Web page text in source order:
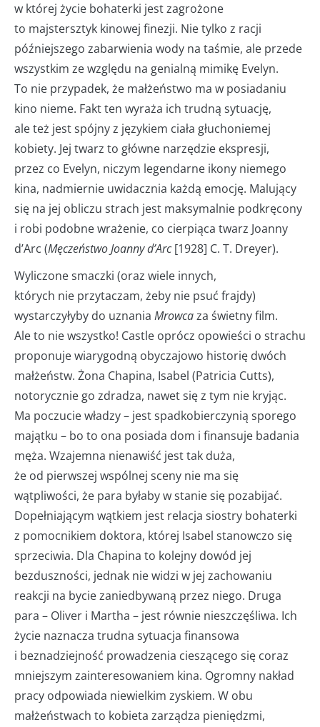
w której życie bohaterki jest zagrożone
to majstersztyk kinowej finezji. Nie tylko z racji
późniejszego zabarwienia wody na taśmie, ale przede
wszystkim ze względu na genialną mimikę Evelyn.
To nie przypadek, że małżeństwo ma w posiadaniu
kino nieme. Fakt ten wyraża ich trudną sytuację,
ale też jest spójny z językiem ciała głuchoniemej
kobiety. Jej twarz to główne narzędzie ekspresji,
przez co Evelyn, niczym legendarne ikony niemego
kina, nadmiernie uwidacznia każdą emocję. Malujący
się na jej obliczu strach jest maksymalnie podkręcony
i robi podobne wrażenie, co cierpiąca twarz Joanny
d’Arc (Męczeństwo Joanny d’Arc[1928] C. T. Dreyer).
Wyliczone smaczki (oraz wiele innych,
których nie przytaczam, żeby nie psuć frajdy)
wystarczyłyby do uznania Mrowcaza świetny film.
Ale to nie wszystko! Castle oprócz opowieści o strachu
proponuje wiarygodną obyczajowo historię dwóch
małżeństw. Żona Chapina, Isabel (Patricia Cutts),
notorycznie go zdradza, nawet się z tym nie kryjąc.
Ma poczucie władzy – jest spadkobierczynią sporego
majątku – bo to ona posiada dom i finansuje badania
męża. Wzajemna nienawiść jest tak duża,
że od pierwszej wspólnej sceny nie ma się
wątpliwości, że para byłaby w stanie się pozabijać.
Dopełniającym wątkiem jest relacja siostry bohaterki
z pomocnikiem doktora, której Isabel stanowczo się
sprzeciwia. Dla Chapina to kolejny dowód jej
bezduszności, jednak nie widzi w jej zachowaniu
reakcji na bycie zaniedbywaną przez niego. Druga
para – Oliver i Martha – jest równie nieszczęśliwa. Ich
życie naznacza trudna sytuacja finansowa
i beznadziejność prowadzenia cieszącego się coraz
mniejszym zainteresowaniem kina. Ogromny nakład
pracy odpowiada niewielkim zyskiem. W obu
małżeństwach to kobieta zarządza pieniędzmi,